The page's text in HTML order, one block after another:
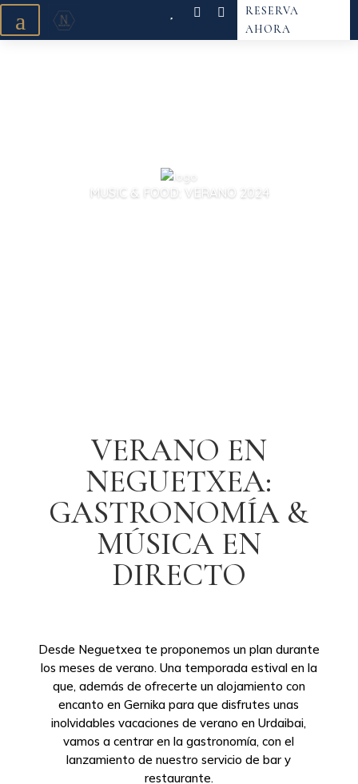
a
RESERVA
AHORA
MUSIC & FOOD: VERANO 2024
VERANO EN
NEGUETXEA:
GASTRONOMÍA &
MÚSICA EN
DIRECTO
Desde Neguetxea te proponemos un plan durante
los meses de verano. Una temporada estival en la
que, además de ofrecerte un alojamiento con
encanto en Gernika para que disfrutes unas
inolvidables vacaciones de verano en Urdaibai,
vamos a centrar en la gastronomía, con el
lanzamiento de nuestro servicio de bar y
restaurante.